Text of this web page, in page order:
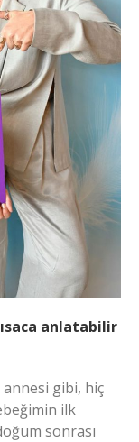
anlatabilir
gibi, hiç
ilk
sonrası